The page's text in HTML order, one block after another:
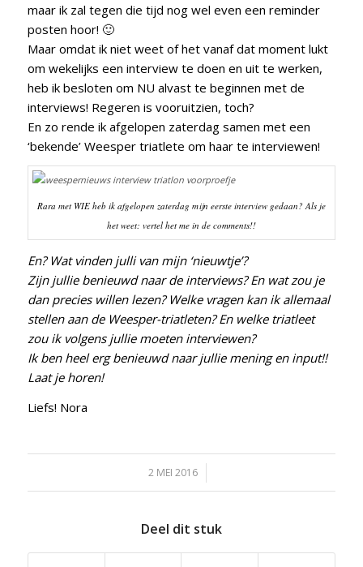
maar ik zal tegen die tijd nog wel even een reminder
posten hoor! 🙂
Maar omdat ik niet weet of het vanaf dat moment lukt
om wekelijks een interview te doen en uit te werken,
heb ik besloten om NU alvast te beginnen met de
interviews! Regeren is vooruitzien, toch?
En zo rende ik afgelopen zaterdag samen met een
‘bekende’ Weesper triatlete om haar te interviewen!
Rara met WIE heb ik afgelopen zaterdag mijn eerste interview gedaan? Als je
het weet: vertel het me in de comments!!
En? Wat vinden julli van mijn ‘nieuwtje’?
Zijn jullie benieuwd naar de interviews? En wat zou je
dan precies willen lezen? Welke vragen kan ik allemaal
stellen aan de Weesper-triatleten? En welke triatleet
zou ik volgens jullie moeten interviewen?
Ik ben heel erg benieuwd naar jullie mening en input!!
Laat je horen!
Liefs! Nora
2 MEI 2016
/
Deel dit stuk